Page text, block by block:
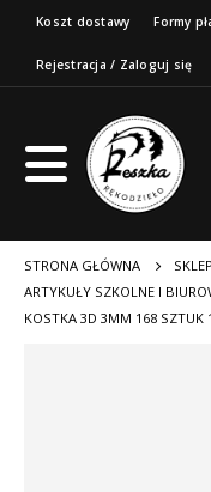
Koszt dostawy Formy
Rejestracja / Zaloguj się
STRONA GŁÓWNA
SKLEP
ARTYKUŁY SZKOLNE I
KOSTKA 3D 3MM 168 SZTUK